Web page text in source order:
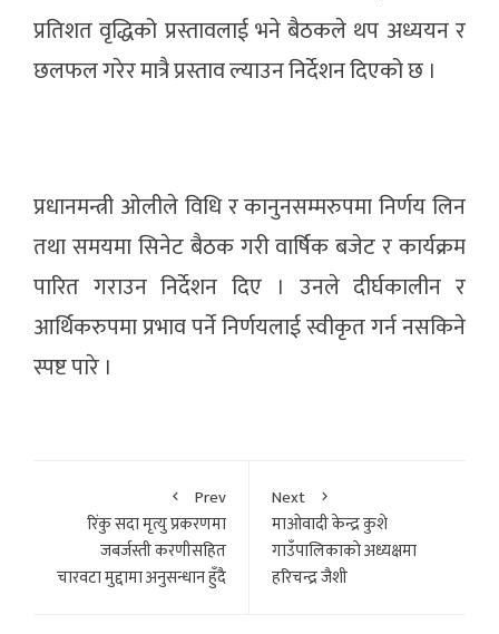
प्रतिशत वृद्धिको प्रस्तावलाई भने बैठकले थप अध्ययन र
छलफल गरेर मात्रै प्रस्ताव ल्याउन निर्देशन दिएको छ ।
प्रधानमन्त्री ओलीले विधि र कानुनसम्मरुपमा निर्णय लिन
तथा समयमा सिनेट बैठक गरी वार्षिक बजेट र कार्यक्रम
पारित गराउन निर्देशन दिए । उनले दीर्घकालीन र
आर्थिकरुपमा प्रभाव पर्ने निर्णयलाई स्वीकृत गर्न नसकिने
स्पष्ट पारे ।
Prev
रिंकु सदा मृत्यु प्रकरणमा
जबर्जस्ती करणीसहित
चारवटा मुद्दामा अनुसन्धान हुँदै
Next
माओवादी केन्द्र कुशे
गाउँपालिकाकाे अध्यक्षमा
हरिचन्द्र जैशी